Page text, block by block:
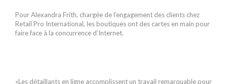
Pour Alexandra Frith, chargée de l’engagement des clients chez
Retail Pro International, les boutiques ont des cartes en main pour
faire face à la concurrence d’Internet.
«Les détaillants en ligne accomplissent un travail remarquable pour